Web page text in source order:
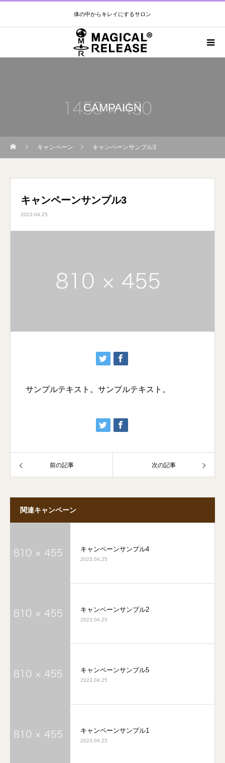
体の中からキレイにするサロン
CAMPAIGN
キャンペーン キャンペーンサンプル3
キャンペーンサンプル3
2023.04.25
サンプルテキスト。サンプルテキスト。
前の記事 次の記事
関連キャンペーン
キャンペーンサンプル4
2023.04.25
キャンペーンサンプル2
2023.04.25
キャンペーンサンプル5
2023.04.25
キャンペーンサンプル1
2023.04.25